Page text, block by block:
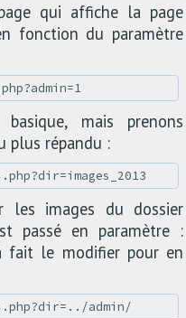
qui affiche la page
fonction du paramètre
mais prenons
plus répandu :
les images du dossier
passé en paramètre :
le modifier pour en